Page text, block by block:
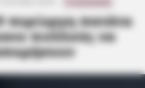
περίεργη πατάτα
πολλούς να